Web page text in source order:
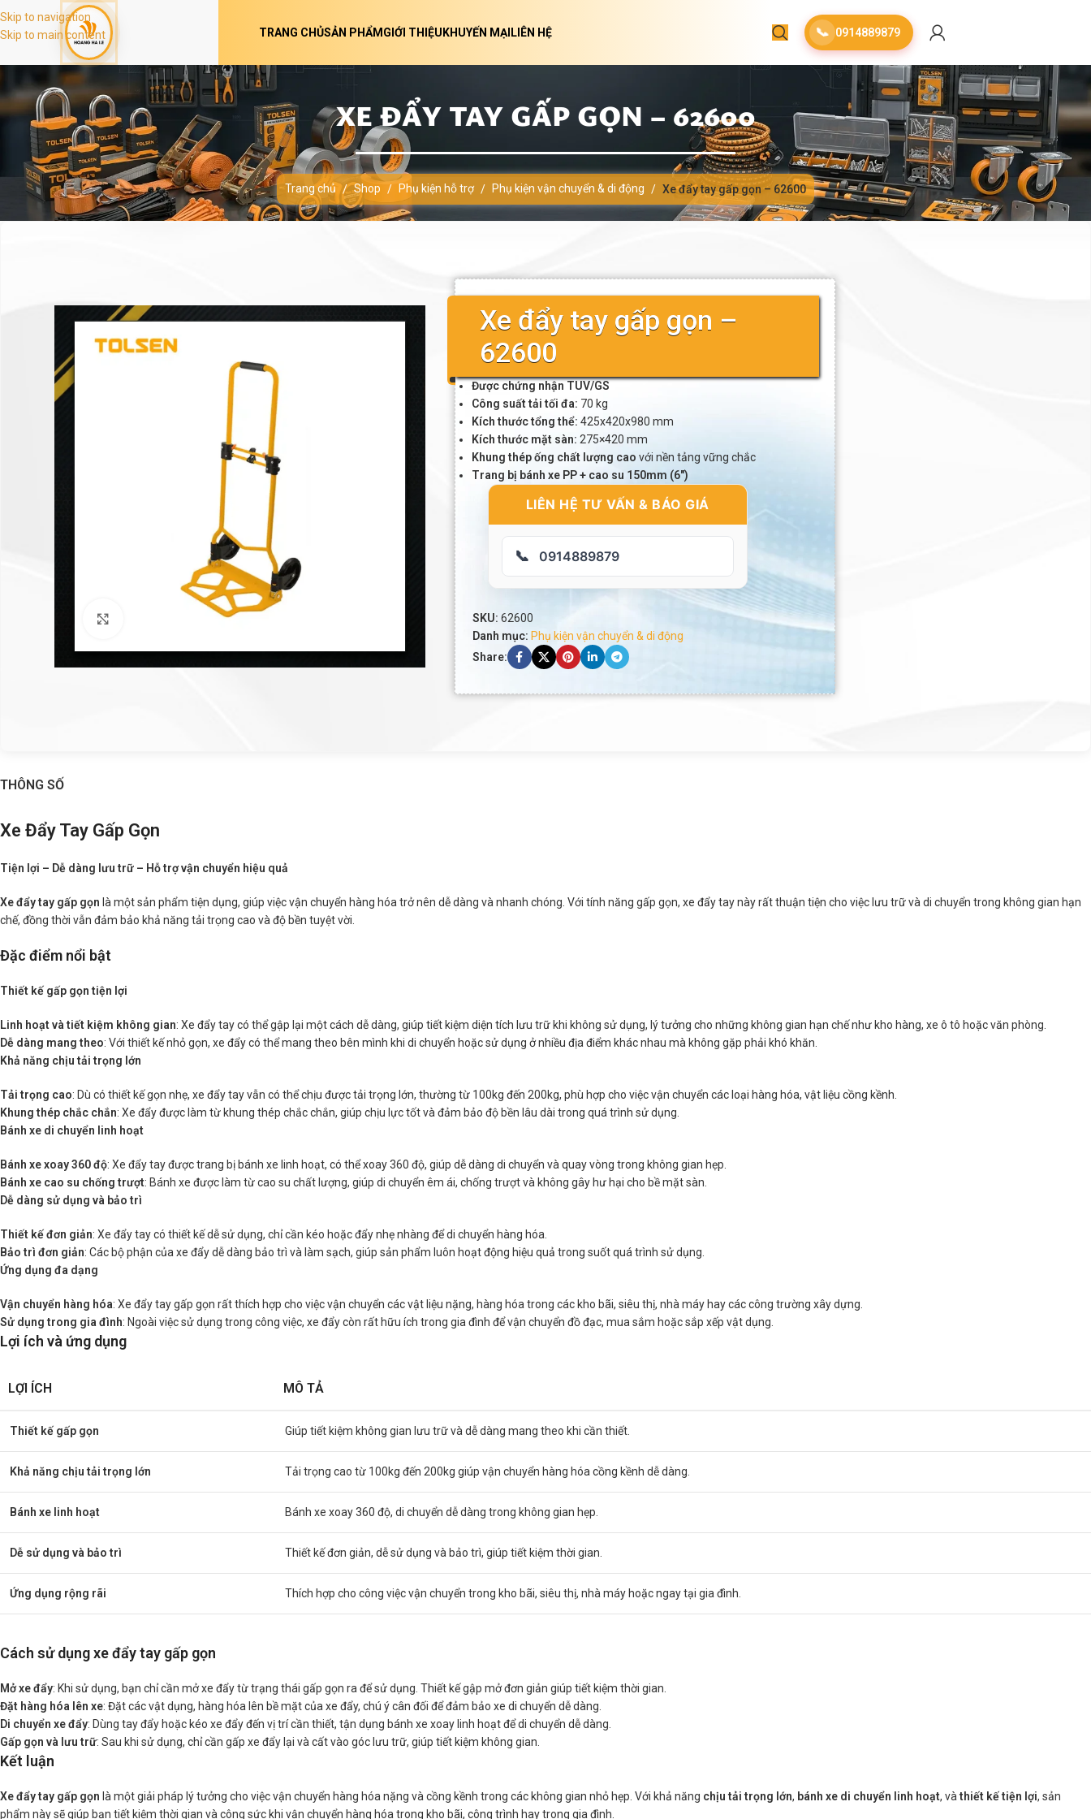
Skip to navigation
Skip to main content
TRANG CHỦSẢN PHẨMGIỚI THIỆUKHUYẾN MẠILIÊN HỆ 📞 0914889879
XE ĐẨY TAY GẤP GỌN – 62600
Trang chủ / Shop / Phụ kiện hỗ trợ / Phụ kiện vận chuyển & di động / Xe đẩy tay gấp gọn – 62600
Xe đẩy tay gấp gọn –
62600
Được chứng nhận TUV/GS
Công suất tải tối đa: 70 kg
Kích thước tổng thể: 425x420x980 mm
Kích thước mặt sàn: 275×420 mm
Khung thép ống chất lượng cao với nền tảng vững chắc
Trang bị bánh xe PP + cao su 150mm (6″)
LIÊN HỆ TƯ VẤN & BÁO GIÁ
📞 0914889879
SKU: 62600
Danh mục: Phụ kiện vận chuyển & di động
Share:
THÔNG SỐ
Xe Đẩy Tay Gấp Gọn
Tiện lợi – Dễ dàng lưu trữ – Hỗ trợ vận chuyển hiệu quả
Xe đẩy tay gấp gọn là một sản phẩm tiện dụng, giúp việc vận chuyển hàng hóa trở nên dễ dàng và nhanh chóng. Với tính năng gấp gọn, xe đẩy tay này rất thuận tiện cho việc lưu trữ và di chuyển trong không gian hạn
chế, đồng thời vẫn đảm bảo khả năng tải trọng cao và độ bền tuyệt vời.
Đặc điểm nổi bật
Thiết kế gấp gọn tiện lợi
Linh hoạt và tiết kiệm không gian: Xe đẩy tay có thể gập lại một cách dễ dàng, giúp tiết kiệm diện tích lưu trữ khi không sử dụng, lý tưởng cho những không gian hạn chế như kho hàng, xe ô tô hoặc văn phòng.
Dễ dàng mang theo: Với thiết kế nhỏ gọn, xe đẩy có thể mang theo bên mình khi di chuyển hoặc sử dụng ở nhiều địa điểm khác nhau mà không gặp phải khó khăn.
Khả năng chịu tải trọng lớn
Tải trọng cao: Dù có thiết kế gọn nhẹ, xe đẩy tay vẫn có thể chịu được tải trọng lớn, thường từ 100kg đến 200kg, phù hợp cho việc vận chuyển các loại hàng hóa, vật liệu cồng kềnh.
Khung thép chắc chắn: Xe đẩy được làm từ khung thép chắc chắn, giúp chịu lực tốt và đảm bảo độ bền lâu dài trong quá trình sử dụng.
Bánh xe di chuyển linh hoạt
Bánh xe xoay 360 độ: Xe đẩy tay được trang bị bánh xe linh hoạt, có thể xoay 360 độ, giúp dễ dàng di chuyển và quay vòng trong không gian hẹp.
Bánh xe cao su chống trượt: Bánh xe được làm từ cao su chất lượng, giúp di chuyển êm ái, chống trượt và không gây hư hại cho bề mặt sàn.
Dễ dàng sử dụng và bảo trì
Thiết kế đơn giản: Xe đẩy tay có thiết kế dễ sử dụng, chỉ cần kéo hoặc đẩy nhẹ nhàng để di chuyển hàng hóa.
Bảo trì đơn giản: Các bộ phận của xe đẩy dễ dàng bảo trì và làm sạch, giúp sản phẩm luôn hoạt động hiệu quả trong suốt quá trình sử dụng.
Ứng dụng đa dạng
Vận chuyển hàng hóa: Xe đẩy tay gấp gọn rất thích hợp cho việc vận chuyển các vật liệu nặng, hàng hóa trong các kho bãi, siêu thị, nhà máy hay các công trường xây dựng.
Sử dụng trong gia đình: Ngoài việc sử dụng trong công việc, xe đẩy còn rất hữu ích trong gia đình để vận chuyển đồ đạc, mua sắm hoặc sắp xếp vật dụng.
Lợi ích và ứng dụng
LỢI ÍCH MÔ TẢ
Thiết kế gấp gọn Giúp tiết kiệm không gian lưu trữ và dễ dàng mang theo khi cần thiết.
Khả năng chịu tải trọng lớn Tải trọng cao từ 100kg đến 200kg giúp vận chuyển hàng hóa cồng kềnh dễ dàng.
Bánh xe linh hoạt Bánh xe xoay 360 độ, di chuyển dễ dàng trong không gian hẹp.
Dễ sử dụng và bảo trì Thiết kế đơn giản, dễ sử dụng và bảo trì, giúp tiết kiệm thời gian.
Ứng dụng rộng rãi Thích hợp cho công việc vận chuyển trong kho bãi, siêu thị, nhà máy hoặc ngay tại gia đình.
Cách sử dụng xe đẩy tay gấp gọn
Mở xe đẩy: Khi sử dụng, bạn chỉ cần mở xe đẩy từ trạng thái gấp gọn ra để sử dụng. Thiết kế gập mở đơn giản giúp tiết kiệm thời gian.
Đặt hàng hóa lên xe: Đặt các vật dụng, hàng hóa lên bề mặt của xe đẩy, chú ý cân đối để đảm bảo xe di chuyển dễ dàng.
Di chuyển xe đẩy: Dùng tay đẩy hoặc kéo xe đẩy đến vị trí cần thiết, tận dụng bánh xe xoay linh hoạt để di chuyển dễ dàng.
Gấp gọn và lưu trữ: Sau khi sử dụng, chỉ cần gấp xe đẩy lại và cất vào góc lưu trữ, giúp tiết kiệm không gian.
Kết luận
Xe đẩy tay gấp gọn là một giải pháp lý tưởng cho việc vận chuyển hàng hóa nặng và cồng kềnh trong các không gian nhỏ hẹp. Với khả năng chịu tải trọng lớn, bánh xe di chuyển linh hoạt, vàthiết kế tiện lợi, sản
phẩm này sẽ giúp bạn tiết kiệm thời gian và công sức khi vận chuyển hàng hóa trong kho bãi, công trình hay trong gia đình.